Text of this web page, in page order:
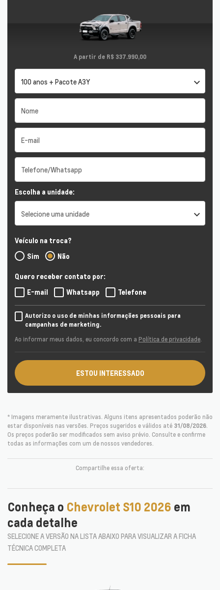
* Imagens meramente ilustrativas. Alguns itens apresentados poderão não
estar disponíveis nas versões. Preços sugeridos e válidos até 31/08/2026.
Os preços poderão ser modificados sem aviso prévio. Consulte e confirme
todas as informações com um de nossos vendedores.
Compartilhe essa oferta:
A partir de R$ 337.990,00
100 anos + Pacote A3Y
Escolha a unidade:
Selecione uma unidade
Veículo na troca?
Sim
Não
Quero receber contato por:
E-mail
Whatsapp Telefone
Autorizo o uso de minhas informações pessoais para
campanhas de marketing.
Ao informar meus dados, eu concordo com a Política de privacidade.
ESTOU INTERESSADO
Conheça o Chevrolet S10 2026 em
cada detalhe
SELECIONE A VERSÃO NA LISTA ABAIXO PARA VISUALIZAR A FICHA
TÉCNICA COMPLETA